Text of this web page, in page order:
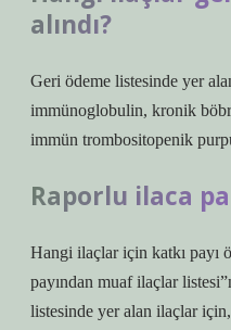
alındı?
Geri ödeme listesinde yer
immünoglobulin, kronik
immün trombositopenik
Raporlu ilaca
Hangi ilaçlar için katkı payı
payından muaf ilaçlar
listesinde yer alan ilaçlar